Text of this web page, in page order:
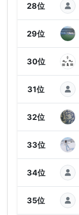
28位
29位
30位
31位
32位
33位
34位
35位